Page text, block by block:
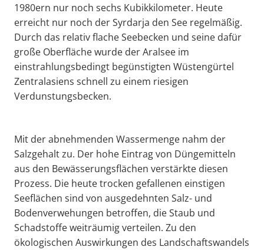
1980ern nur noch sechs Kubikkilometer. Heute
erreicht nur noch der Syrdarja den See regelmäßig.
Durch das relativ flache Seebecken und seine dafür
große Oberfläche wurde der Aralsee im
einstrahlungsbedingt begünstigten Wüstengürtel
Zentralasiens schnell zu einem riesigen
Verdunstungsbecken.
Mit der abnehmenden Wassermenge nahm der
Salzgehalt zu. Der hohe Eintrag von Düngemitteln
aus den Bewässerungsflächen verstärkte diesen
Prozess. Die heute trocken gefallenen einstigen
Seeflächen sind von ausgedehnten Salz- und
Bodenverwehungen betroffen, die Staub und
Schadstoffe weiträumig verteilen. Zu den
ökologischen Auswirkungen des Landschaftswandels